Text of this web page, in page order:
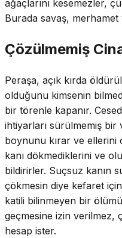
ağaçlarını kesemezler,
Burada savaş, merhamet
Çözülmemiş
Peraşa, açık kırda
olduğunu kimsenin
bir törenle kapanır.
ihtiyarları sürülmemiş bir
boynunu kırar ve ellerini
kanı dökmediklerini ve
bildirirler. Suçsuz kanın
çökmesin diye kefaret
katili bilinmeyen bir
geçmesine izin verilmez,
hesap ister.